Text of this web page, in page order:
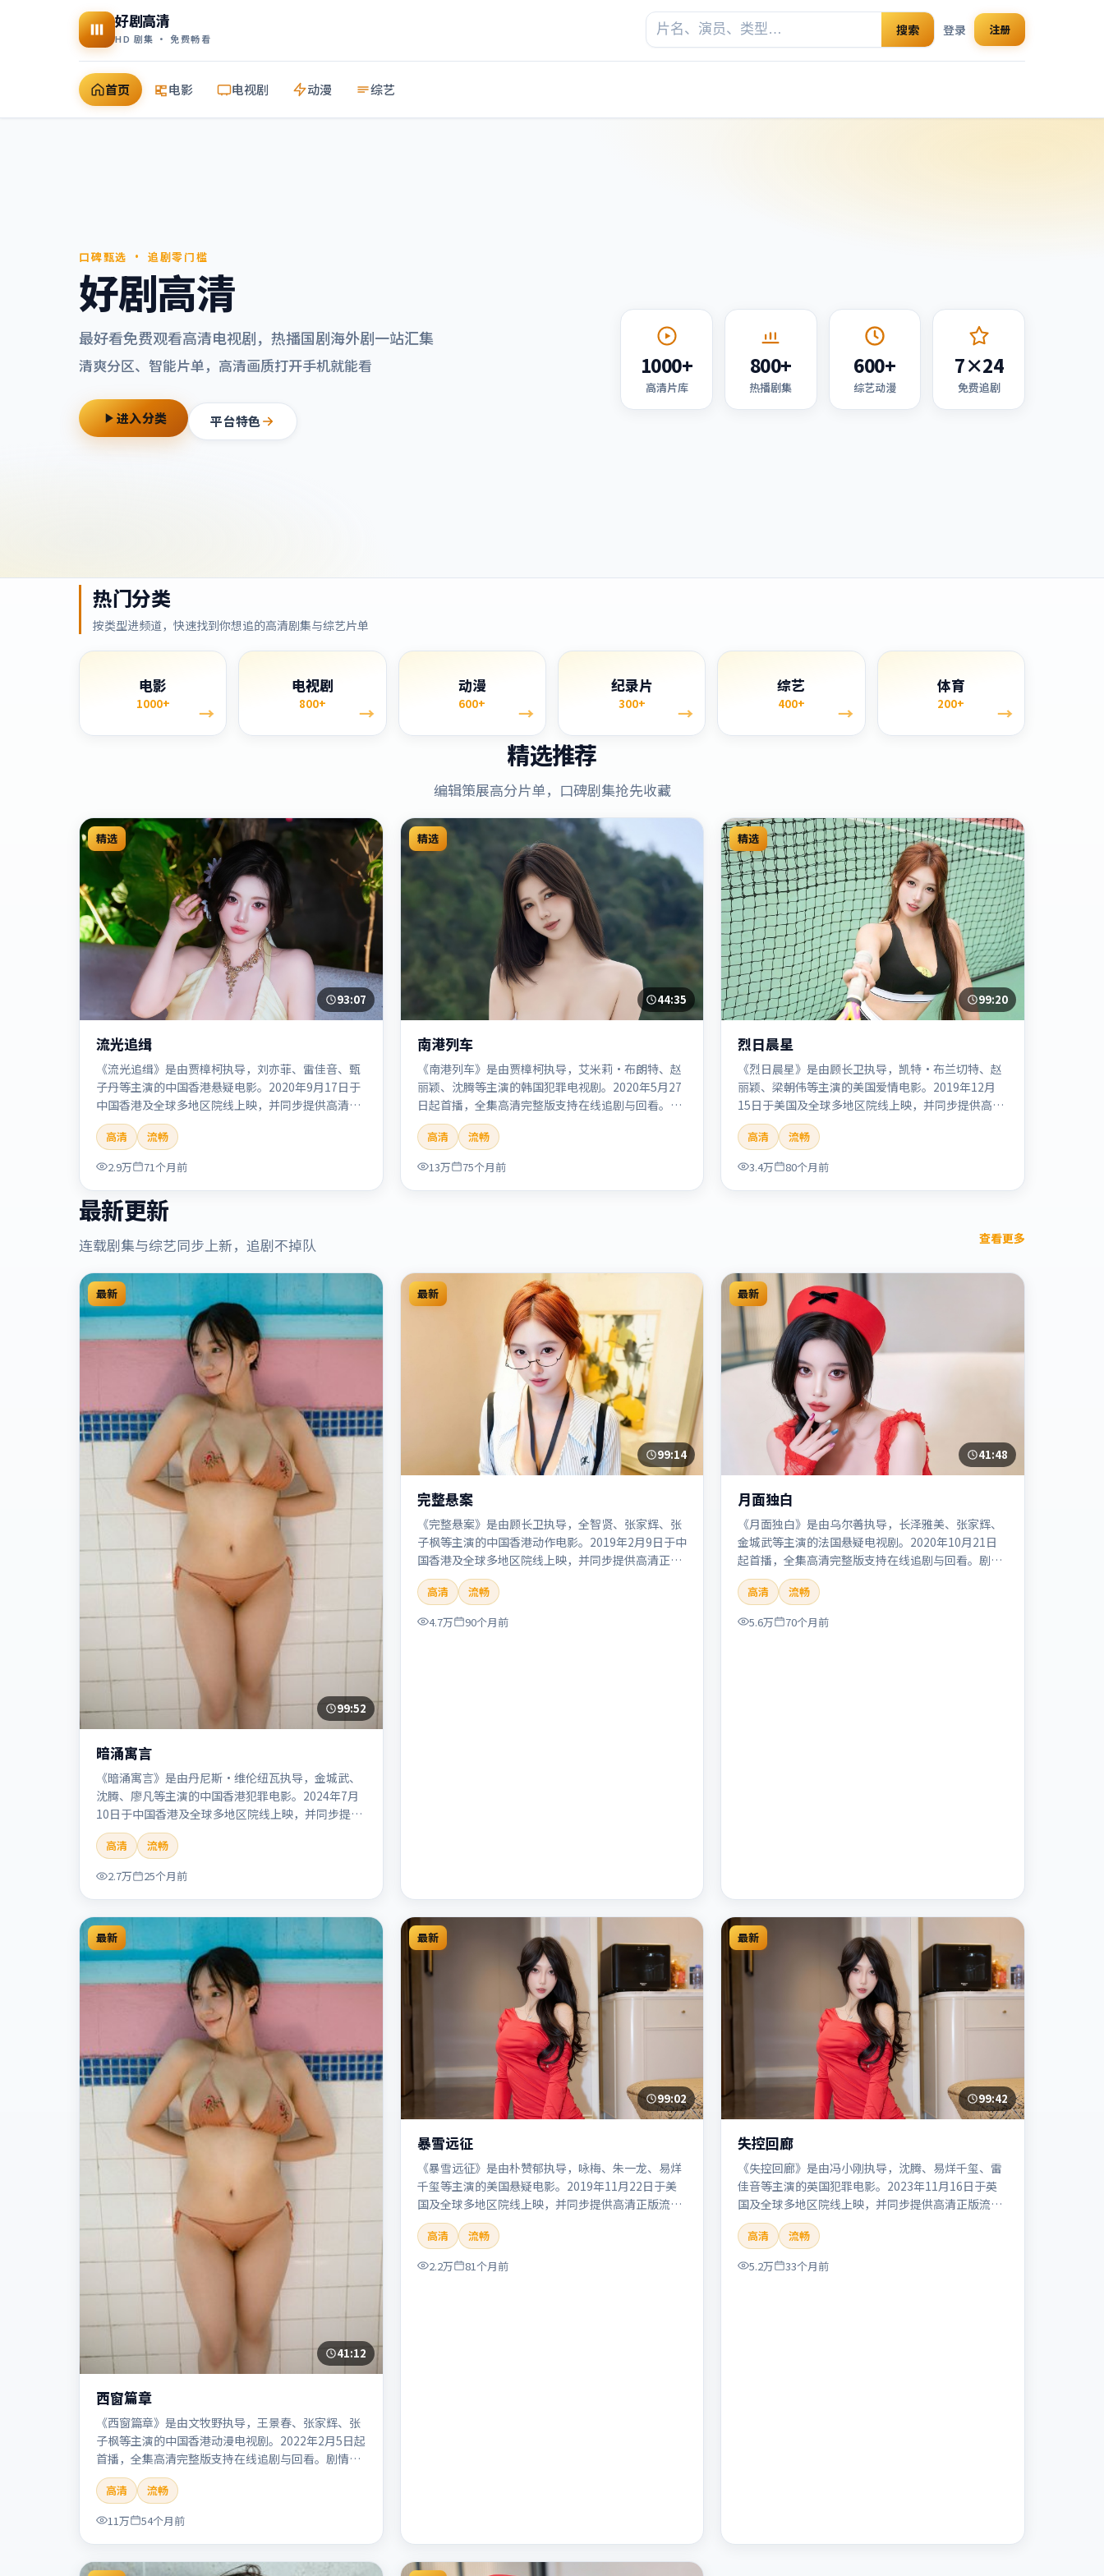
好剧高清
HD 剧集 · 免费畅看
搜索 登录 注册
首页 电影 电视剧 动漫 综艺
口碑甄选 · 追剧零门槛
好剧高清
最好看免费观看高清电视剧，热播国剧海外剧一站汇集
清爽分区、智能片单，高清画质打开手机就能看
进入分类 平台特色
1000+
高清片库
800+
热播剧集
600+
综艺动漫
7×24
免费追剧
热门分类
按类型进频道，快速找到你想追的高清剧集与综艺片单
电影
1000+ →
电视剧
800+ →
动漫
600+ →
纪录片
300+ →
综艺
400+ →
体育
200+ →
精选推荐
编辑策展高分片单，口碑剧集抢先收藏
精选
93:07
流光追缉
《流光追缉》是由贾樟柯执导，刘亦菲、雷佳音、甄
子丹等主演的中国香港悬疑电影。2020年9月17日于
中国香港及全球多地区院线上映，并同步提供高清正
版流媒体在线观看。剧情与看点：悬念层层推进，线
索相互勾连，结局出人意料，适合推理爱好者。本片
适合检索「流光追缉」「贾樟柯」「悬疑」「中国香
港」「2020」「2020-09-17上映」等关键词的影迷
阅读简介与主创信息。
高清
流畅
2.9万
71个月前
精选
44:35
南港列车
《南港列车》是由贾樟柯执导，艾米莉·布朗特、赵
丽颖、沈腾等主演的韩国犯罪电视剧。2020年5月27
日起首播，全集高清完整版支持在线追剧与回看。剧
情与看点：聚焦案件与人性灰色地带，张力十足，兼
具社会观察与戏剧冲突。本片适合检索「南港列车」
「贾樟柯」「犯罪」「韩国」「2020」「2020-05-
27上映」等关键词的影迷阅读简介与主创信息。
高清
流畅
13万
75个月前
精选
99:20
烈日晨星
《烈日晨星》是由顾长卫执导，凯特·布兰切特、赵
丽颖、梁朝伟等主演的美国爱情电影。2019年12月
15日于美国及全球多地区院线上映，并同步提供高清
正版流媒体在线观看。剧情与看点：情感细腻动人，
人物关系真实可信，适合喜欢温情叙事的观众。本片
适合检索「烈日晨星」「顾长卫」「爱情」「美国」
「2019」「2019-12-15上映」等关键词的影迷阅读
简介与主创信息。
高清
流畅
3.4万
80个月前
最新更新
连载剧集与综艺同步上新，追剧不掉队 查看更多
最新
99:52
暗涌寓言
《暗涌寓言》是由丹尼斯·维伦纽瓦执导，金城武、
沈腾、廖凡等主演的中国香港犯罪电影。2024年7月
10日于中国香港及全球多地区院线上映，并同步提供
高清正版流媒体在线观看。剧情与看点：聚焦案件与
人性灰色地带，张力十足，兼具社会观察与戏剧冲
突。本片适合检索「暗涌寓言」「丹尼斯·维伦纽
瓦」「犯罪」「中国香港」「2024」「2024-07-10
上映」等关键词的影迷阅读简介与主创信息。
高清
流畅
2.7万
25个月前
最新
99:14
完整悬案
《完整悬案》是由顾长卫执导，全智贤、张家辉、张
子枫等主演的中国香港动作电影。2019年2月9日于中
国香港及全球多地区院线上映，并同步提供高清正版
流媒体在线观看。剧情与看点：动作场面密集，节奏
明快，适合喜欢热血追缉与爆破场面的观众。本片适
合检索「完整悬案」「顾长卫」「动作」「中国香
港」「2019」「2019-02-09上映」等关键词的影迷
高清
流畅
4.7万
90个月前
最新
41:48
月面独白
《月面独白》是由乌尔善执导，长泽雅美、张家辉、
金城武等主演的法国悬疑电视剧。2020年10月21日
起首播，全集高清完整版支持在线追剧与回看。剧情
与看点：悬念层层推进，线索相互勾连，结局出人意
料，适合推理爱好者。本片适合检索「月面独白」
「乌尔善」「悬疑」「法国」「2020」「2020-10-
21上映」等关键词的影迷阅读简介与主创信息。
高清
流畅
5.6万
70个月前
最新
41:12
西窗篇章
《西窗篇章》是由文牧野执导，王景春、张家辉、张
子枫等主演的中国香港动漫电视剧。2022年2月5日起
首播，全集高清完整版支持在线追剧与回看。剧情与
看点：画风鲜明，想象力丰富，剧情适合青少年与动
画爱好者。本片适合检索「西窗篇章」「文牧野」
「动漫」「中国香港」「2022」「2022-02-05上
映」等关键词的影迷阅读简介与主创信息。
高清
流畅
11万
54个月前
最新
99:02
暴雪远征
《暴雪远征》是由朴赞郁执导，咏梅、朱一龙、易烊
千玺等主演的美国悬疑电影。2019年11月22日于美
国及全球多地区院线上映，并同步提供高清正版流媒
体在线观看。剧情与看点：悬念层层推进，线索相互
勾连，结局出人意料，适合推理爱好者。本片适合检
索「暴雪远征」「朴赞郁」「悬疑」「美国」
「2019」「2019-11-22上映」等关键词的影迷阅读
高清
流畅
2.2万
81个月前
最新
99:42
失控回廊
《失控回廊》是由冯小刚执导，沈腾、易烊千玺、雷
佳音等主演的英国犯罪电影。2023年11月16日于英
国及全球多地区院线上映，并同步提供高清正版流媒
体在线观看。剧情与看点：聚焦案件与人性灰色地
带，张力十足，兼具社会观察与戏剧冲突。本片适合
检索「失控回廊」「冯小刚」「犯罪」「英国」
「2023」「2023-11-16上映」等关键词的影迷阅读
高清
流畅
5.2万
33个月前